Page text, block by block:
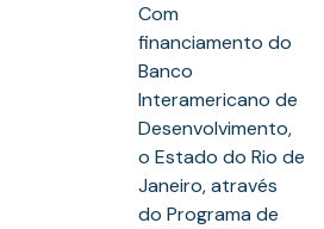
Com
financiamento do
Banco
Interamericano de
Desenvolvimento,
o Estado do Rio de
Janeiro, através
do Programa de